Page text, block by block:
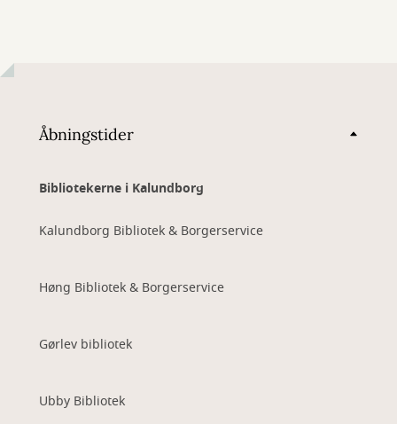
Åbningstider
Bibliotekerne i Kalundborg
Kalundborg Bibliotek & Borgerservice
Høng Bibliotek & Borgerservice
Gørlev bibliotek
Ubby Bibliotek